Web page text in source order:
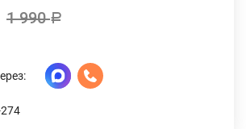
1 990Р